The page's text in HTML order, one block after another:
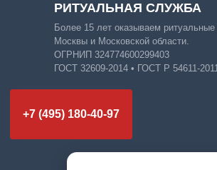
РИТУАЛЬНАЯ СЛУЖБА
Более 15 лет оказываем
Москвы и Московской области.
ОГРНИП 324774600299403
ГОСТ 32609-2014 • ГОСТ Р 54611-
+7 (495) 180-40-97